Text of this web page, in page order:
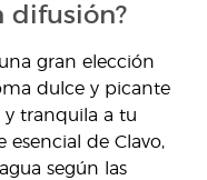
difusión?
gran elección
dulce y picante
y tranquila a tu
esencial de Clavo,
según las